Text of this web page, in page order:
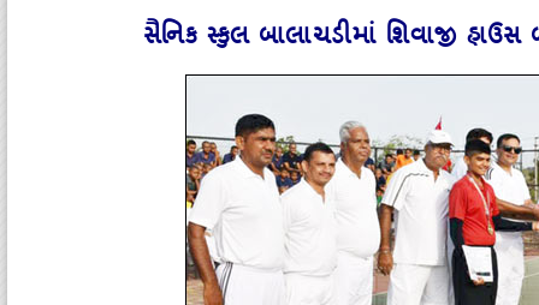
સૈનિક સ્‍કુલ બાલાચડીમાં શિવાજી